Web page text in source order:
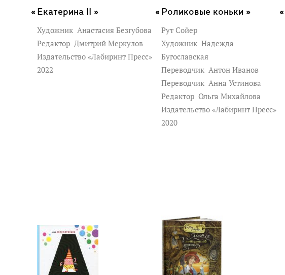
Екатерина II »
Художник Анастасия Безгубова
Редактор Дмитрий Меркулов
Издательство «Лабиринт Пресс»
2022
Роликовые коньки »
Рут Сойер
Художник Надежда
Бугославская
Переводчик Антон Иванов
Переводчик Анна Устинова
Редактор Ольга Михайлова
Издательство «Лабиринт Пресс»
2020